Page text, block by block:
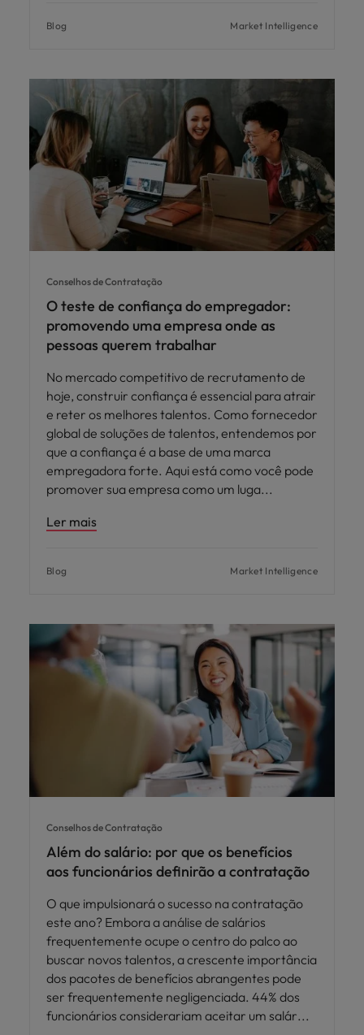
Blog Market Intelligence
Conselhos de Contratação
O teste de confiança do empregador:
promovendo uma empresa onde as
pessoas querem trabalhar
No mercado competitivo de recrutamento de
hoje, construir confiança é essencial para atrair
e reter os melhores talentos. Como fornecedor
global de soluções de talentos, entendemos por
que a confiança é a base de uma marca
empregadora forte. Aqui está como você pode
promover sua empresa como um luga
Ler mais
Blog Market Intelligence
Conselhos de Contratação
Além do salário: por que os benefícios
aos funcionários definirão a contratação
O que impulsionará o sucesso na contratação
este ano? Embora a análise de salários
frequentemente ocupe o centro do palco ao
buscar novos talentos, a crescente importância
dos pacotes de benefícios abrangentes pode
ser frequentemente negligenciada. 44% dos
funcionários considerariam aceitar um salár